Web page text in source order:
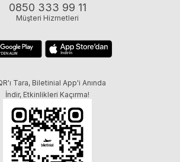
0850 333 99 11
Müşteri Hizmetleri
Tara, Biletinial App'i Anında
İndir, Etkinlikleri Kaçırma!